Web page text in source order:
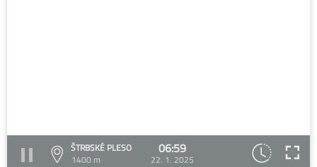
ŠTRBSKÉ PLESO
1400 m
06:59
22. 1. 2025